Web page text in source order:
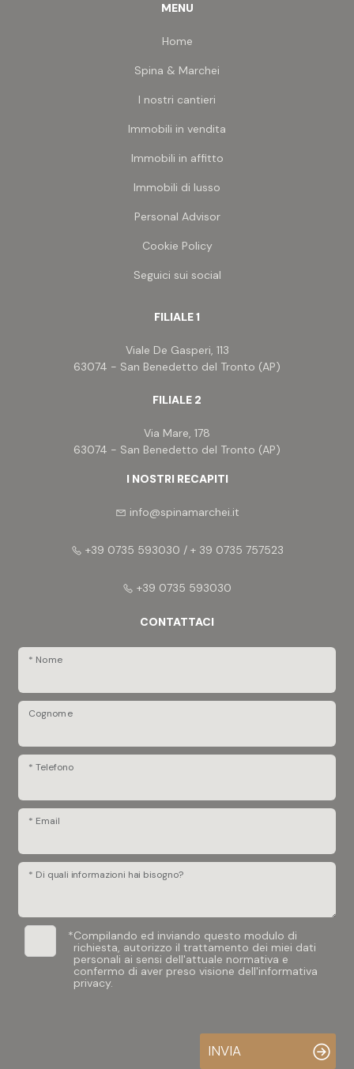
pineta nella tranquilla zona di Villa Fiore, con servizi
Possibilità di acquisto, con prezzo da computare a
MENU
Home
Spina & Marchei
I nostri cantieri
Immobili in vendita
Immobili in affitto
Immobili di lusso
Personal Advisor
Cookie Policy
Seguici sui social
FILIALE 1
Viale De Gasperi, 113
63074 - San Benedetto del Tronto (AP)
FILIALE 2
Via Mare, 178
63074 - San Benedetto del Tronto (AP)
I NOSTRI RECAPITI
info@spinamarchei.it
+39 0735 593030 / + 39 0735 757523
+39 0735 593030
CONTATTACI
* Nome
Cognome
* Telefono
* Email
* Di quali informazioni hai bisogno?
*Compilando ed inviando questo modulo di
richiesta, autorizzo il trattamento dei miei dati
personali ai sensi dell'attuale normativa e
confermo di aver preso visione dell'informativa
privacy.
INVIA